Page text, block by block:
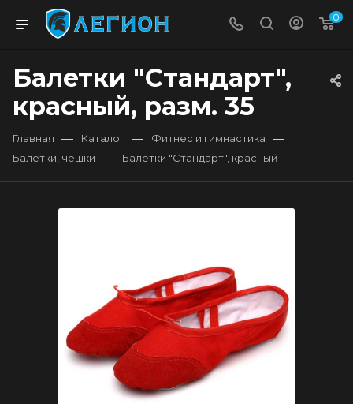
0
Балетки "Стандарт",
красный, разм. 35
Главная — Каталог — Фитнес и гимнастика —
Балетки, чешки — Балетки "Стандарт", красный